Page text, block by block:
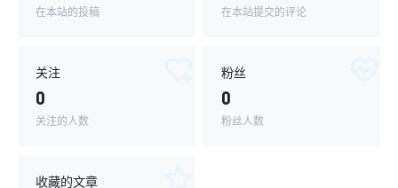
在本站的投稿 在本站提交的评论
关注
0
关注的人数
粉丝
0
粉丝人数
收藏的文章